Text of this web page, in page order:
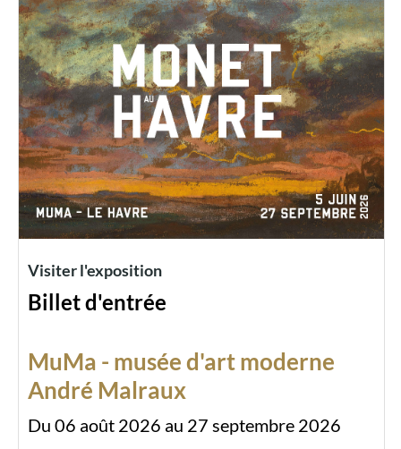
Visiter l'exposition
Billet d'entrée
MuMa - musée d'art moderne
André Malraux
Du 06 août 2026 au 27 septembre 2026